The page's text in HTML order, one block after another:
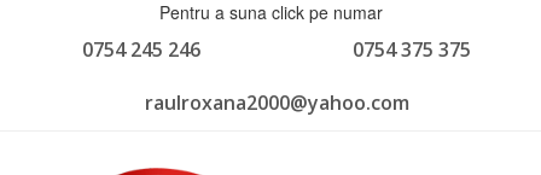
Pentru a suna click pe numar
0754 375 375
0754 245 246
raulroxana2000@yahoo.com